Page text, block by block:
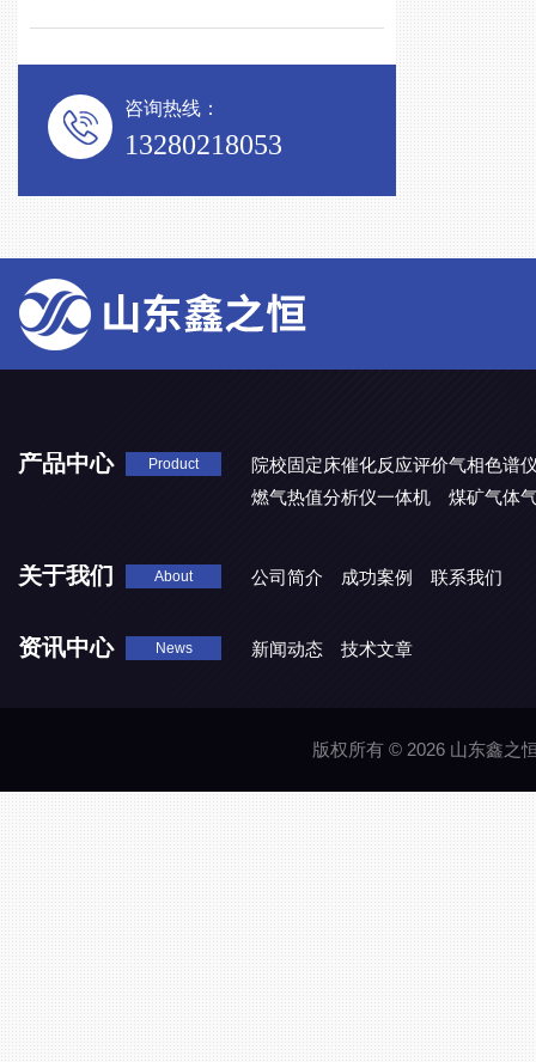
咨询热线：
13280218053
产品中心 Product
院校固定床催化反应评价气相色谱
燃气热值分析仪一体机
煤矿气体
关于我们 About 公司简介 成功案例 联系我们
资讯中心 News 新闻动态 技术文章
版权所有 © 2026 山东鑫之